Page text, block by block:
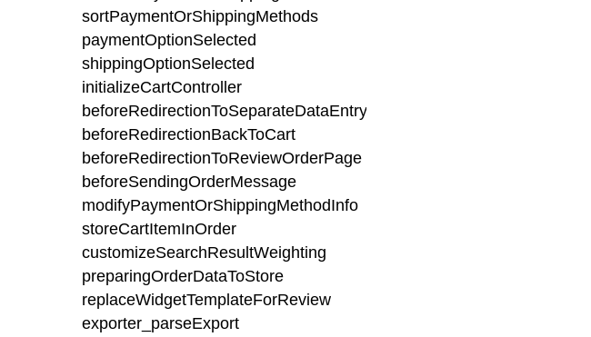
sortPaymentOrShippingMethods
paymentOptionSelected
shippingOptionSelected
initializeCartController
beforeRedirectionToSeparateDataEntryPage
beforeRedirectionBackToCart
beforeRedirectionToReviewOrderPage
beforeSendingOrderMessage
modifyPaymentOrShippingMethodInfo
storeCartItemInOrder
customizeSearchResultWeighting
preparingOrderDataToStore
replaceWidgetTemplateForReview
exporter_parseExport